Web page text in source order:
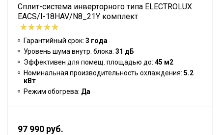
Сплит-система инверторного типа ELECTROLUX
EACS/I-18HAV/N8_21Y комплект
Гарантийный срок: 3 года
Уровень шума внутр. блока: 31 дБ
Эффективен для помещ. площадью до: 45 м2
Номинальная производительность охлаждения: 5.2
кВт
Режим обогрева: Да
97 990 руб.